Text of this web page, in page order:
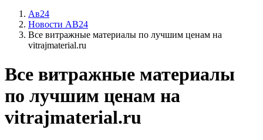
Ав24
Новости АВ24
Все витражные материалы по лучшим ценам на
vitrajmaterial.ru
Все витражные материалы
по лучшим ценам на
vitrajmaterial.ru